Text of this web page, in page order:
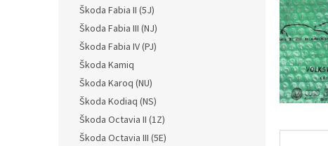
Škoda Fabia II (5J)
Škoda Fabia III (NJ)
Škoda Fabia IV (PJ)
Škoda Kamiq
Škoda Karoq (NU)
Škoda Kodiaq (NS)
Škoda Octavia II (1Z)
Škoda Octavia III (5E)